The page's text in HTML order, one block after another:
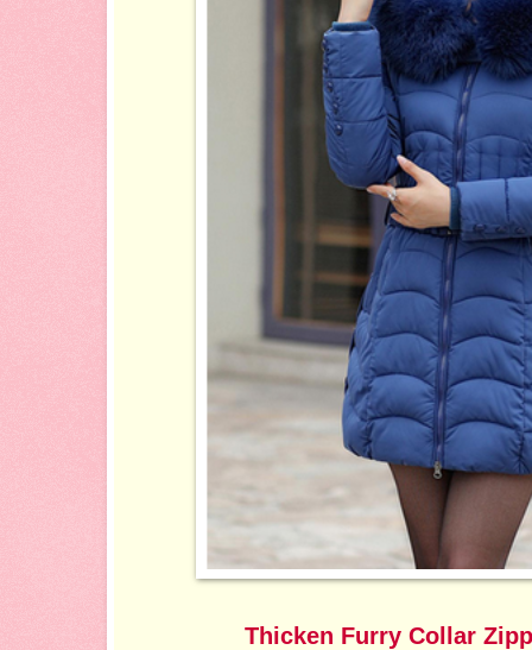
Thicken Furry Collar